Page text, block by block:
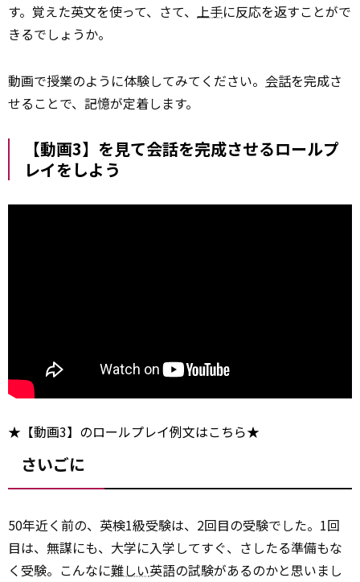
す。覚えた英文を使って、さて、
上手に反応を返すことがで
きるでしょうか。
動画で授業のように体験してみてください。 会話を完成さ
せることで、記憶が定着します。
【動画3】を見て会話を完成させるロールプ
レイをしよう
★【動画3】のロールプレイ例文はこちら★
さいごに
50年近く前の、英検1級受験は、2回目の受験でした。1回
目は、無謀にも、大学に入学してすぐ、さしたる準備もな
く受験。こんなに難しい英語の試験があるのかと思いまし